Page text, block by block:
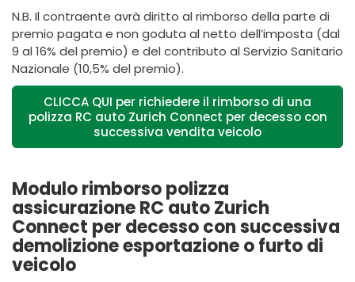
N.B. Il contraente avrà diritto al rimborso della parte di
premio pagata e non goduta al netto dell’imposta (dal
9 al 16% del premio) e del contributo al Servizio Sanitario
Nazionale (10,5% del premio).
CLICCA QUI per richiedere il rimborso di una
polizza RC auto Zurich Connect per decesso con
successiva vendita veicolo
Modulo rimborso polizza
assicurazione RC auto Zurich
Connect per decesso con successiva
demolizione esportazione o furto di
veicolo